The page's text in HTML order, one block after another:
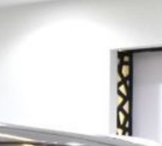
مصمم خصيصًا للطرق الوعرة